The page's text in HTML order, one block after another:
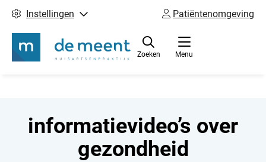
Instellingen Patiëntenomgeving
Menu
Zoeken
informatievideo’s over
gezondheid